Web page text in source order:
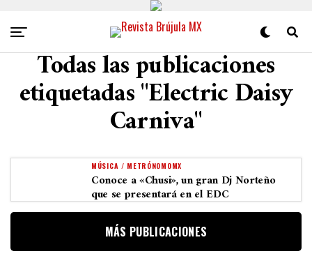
Todas las publicaciones
etiquetadas "Electric Daisy
Carniva"
MÚSICA / METRÓNOMOMX
Conoce a «Chusi», un gran Dj Norteño
que se presentará en el EDC
MÁS PUBLICACIONES